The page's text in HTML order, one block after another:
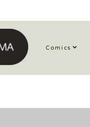
Comics